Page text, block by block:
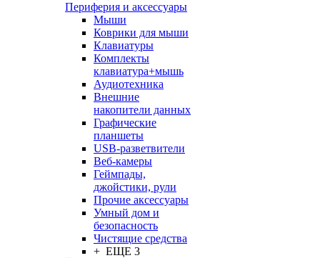
Периферия и аксессуары
Мыши
Коврики для мыши
Клавиатуры
Комплекты
клавиатура+мышь
Аудиотехника
Внешние
накопители данных
Графические
планшеты
USB-разветвители
Веб-камеры
Геймпады,
джойстики, рули
Прочие аксессуары
Умный дом и
безопасность
Чистящие средства
+ ЕЩЕ 3